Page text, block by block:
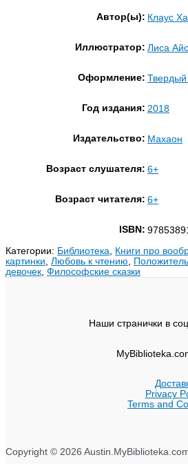
Автор(ы): Клаус
Иллюстратор: Лиса
Оформление: Твердый
Год издания: 2018
Издательство: Махаон
Возраст слушателя: 6+
Возраст читателя: 6+
ISBN:
Категории: Библиотека, Книги про
картинки, Любовь к чтению,
девочек, Философские сказки
Наши странички в
Privacy
Terms and
Copyright © 2026